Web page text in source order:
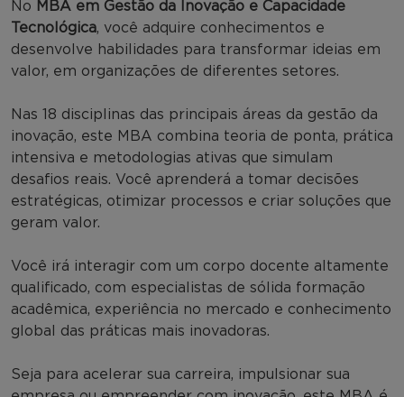
No MBA em Gestão da Inovação e Capacidade
Tecnológica, você adquire conhecimentos e
desenvolve habilidades para transformar ideias em
valor, em organizações de diferentes setores.
Nas 18 disciplinas das principais áreas da gestão da
inovação, este MBA combina teoria de ponta, prática
intensiva e metodologias ativas que simulam
desafios reais. Você aprenderá a tomar decisões
estratégicas, otimizar processos e criar soluções que
geram valor.
Você irá interagir com um corpo docente altamente
qualificado, com especialistas de sólida formação
acadêmica, experiência no mercado e conhecimento
global das práticas mais inovadoras.
Seja para acelerar sua carreira, impulsionar sua